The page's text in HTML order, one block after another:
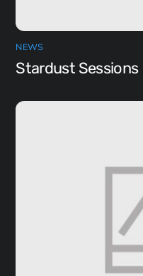
NEWS
Stardust Sessions